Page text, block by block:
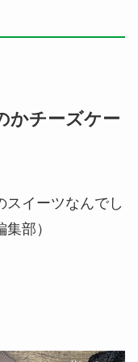
かチーズケー
スイーツなんでし
部）